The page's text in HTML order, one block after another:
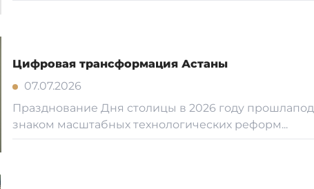
Цифровая трансформация Астаны
07.07.2026
Празднование Дня столицы в 2026 году прошлапод
знаком масштабных технологических реформ...